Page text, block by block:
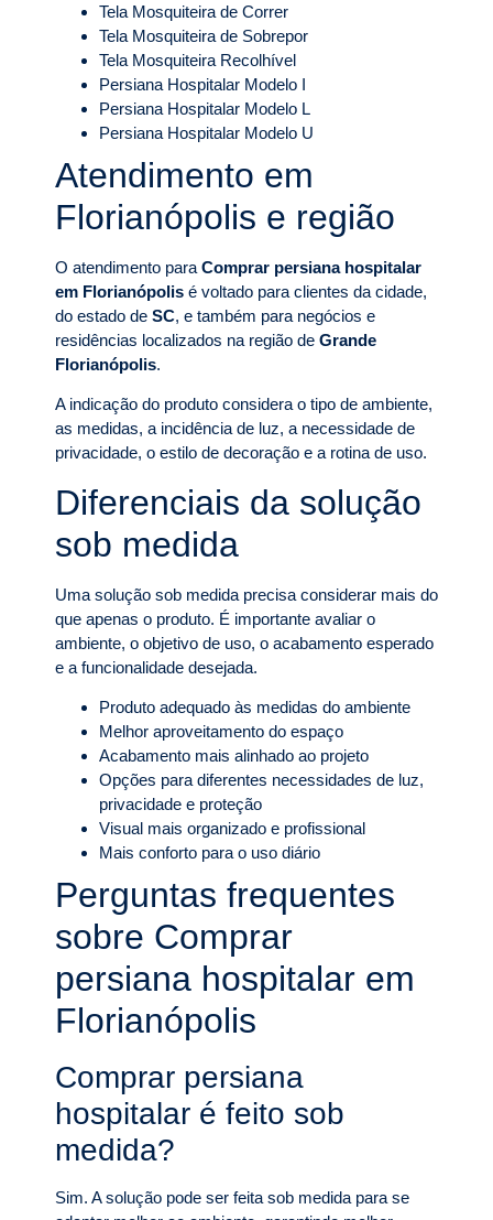
Tela Mosquiteira de Correr
Tela Mosquiteira de Sobrepor
Tela Mosquiteira Recolhível
Persiana Hospitalar Modelo I
Persiana Hospitalar Modelo L
Persiana Hospitalar Modelo U
Atendimento em
Florianópolis e região
O atendimento para Comprar persiana hospitalar
em Florianópolis é voltado para clientes da cidade,
do estado de SC, e também para negócios e
residências localizados na região de Grande
Florianópolis.
A indicação do produto considera o tipo de ambiente,
as medidas, a incidência de luz, a necessidade de
privacidade, o estilo de decoração e a rotina de uso.
Diferenciais da solução
sob medida
Uma solução sob medida precisa considerar mais do
que apenas o produto. É importante avaliar o
ambiente, o objetivo de uso, o acabamento esperado
e a funcionalidade desejada.
Produto adequado às medidas do ambiente
Melhor aproveitamento do espaço
Acabamento mais alinhado ao projeto
Opções para diferentes necessidades de luz,
privacidade e proteção
Visual mais organizado e profissional
Mais conforto para o uso diário
Perguntas frequentes
sobre Comprar
persiana hospitalar em
Florianópolis
Comprar persiana
hospitalar é feito sob
medida?
Sim. A solução pode ser feita sob medida para se